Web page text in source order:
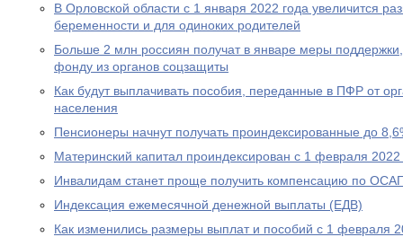
В Орловской области с 1 января 2022 года увеличится
беременности и для одиноких родителей
Больше 2 млн россиян получат в январе меры
фонду из органов соцзащиты
Как будут выплачивать пособия, переданные в ПФР от
населения
Пенсионеры начнут получать проиндексированные до
Материнский капитал проиндексирован с 1 февраля 2022
Инвалидам станет проще получить компенсацию по
Индексация ежемесячной денежной выплаты (ЕДВ)
Как изменились размеры выплат и пособий с 1 февраля